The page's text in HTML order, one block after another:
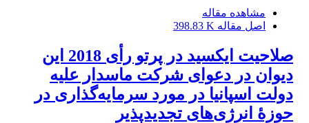
مشاهده مقاله
اصل مقاله 398.83 K
صلاحیت ایکسید در پرتو رأی 2018 این
دیوان در دعوای شرکت ماسدار علیه
دولت اسپانیا در مورد سرمایه‌گذاری در
حوزۀ انرژی‌های تجدیدپذیر